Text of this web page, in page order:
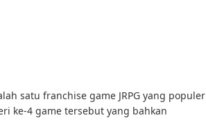
satu franchise game JRPG yang populer
ke-4 game tersebut yang bahkan